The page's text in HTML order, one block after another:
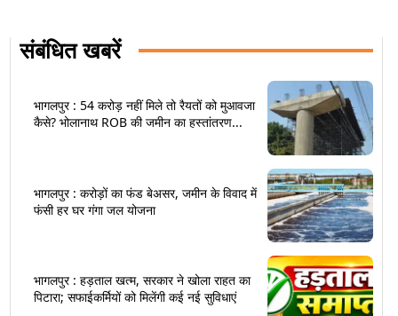
संबंधित खबरें
भागलपुर : 54 करोड़ नहीं मिले तो रैयतों को मुआवजा
कैसे? भोलानाथ ROB की जमीन का हस्तांतरण...
भागलपुर : करोड़ों का फंड बेअसर, जमीन के विवाद में
फंसी हर घर गंगा जल योजना
भागलपुर : हड़ताल खत्म, सरकार ने खोला राहत का
पिटारा; सफाईकर्मियों को मिलेंगी कई नई सुविधाएं